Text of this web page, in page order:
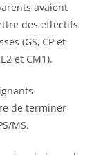
avaient
des effectifs
(GS, CP et
et CM1).
de terminer
MS.